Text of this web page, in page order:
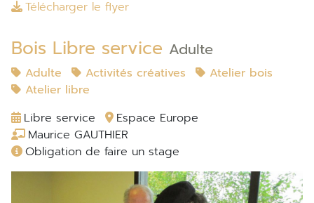
Télécharger le flyer
Bois Libre service Adulte
Adulte Activités créatives
Atelier bois
Atelier libre
Libre service
Espace Europe
Maurice GAUTHIER
Obligation de faire un stage